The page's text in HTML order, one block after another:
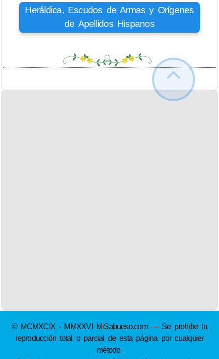
Heráldica, Escudos de Armas y Orígenes
de Apellidos Hispanos
© MCMXCIX - MMXXVI MiSabueso.com — Se prohíbe la
reproducción total o parcial de esta página por cualquier
método.